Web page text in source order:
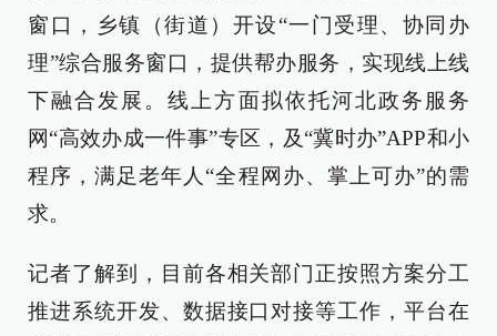
窗口，乡镇（街道）开设“一门受理、协同办
理”综合服务窗口，提供帮办服务，实现线上线
下融合发展。线上方面拟依托河北政务服务
网“高效办成一件事”专区，及“冀时办”APP和小
程序，满足老年人“全程网办、掌上可办”的需
求。
记者了解到，目前各相关部门正按照方案分工
推进系统开发、数据接口对接等工作，平台在